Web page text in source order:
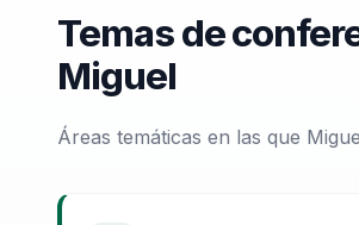
Temas de
Miguel
Áreas temáticas en las que